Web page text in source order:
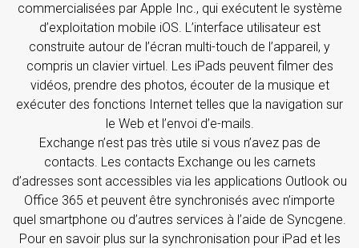
commercialisées par Apple Inc., qui exécutent le système
d’exploitation mobile iOS. L’interface utilisateur est
construite autour de l’écran multi-touch de l’appareil, y
compris un clavier virtuel. Les iPads peuvent filmer des
vidéos, prendre des photos, écouter de la musique et
exécuter des fonctions Internet telles que la navigation sur
le Web et l’envoi d’e-mails.
Exchange n’est pas très utile si vous n’avez pas de
contacts. Les contacts Exchange ou les carnets
d’adresses sont accessibles via les applications Outlook ou
Office 365 et peuvent être synchronisés avec n’importe
quel smartphone ou d’autres services à l’aide de Syncgene.
Pour en savoir plus sur la synchronisation pour iPad et les